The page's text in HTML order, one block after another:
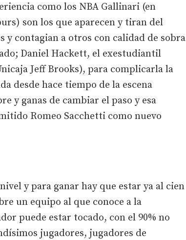
como los NBA Gallinari (en
son los que aparecen y tiran del
contagian a otros con calidad de sobra
Daniel Hackett, el exestudiantil
Jeff Brooks), para complicarla la
desde hace tiempo de la escena
y ganas de cambiar el paso y esa
Romeo Sacchetti como nuevo
y para ganar hay que estar ya al cien
un equipo al que conoce a la
puede estar tocado, con el 90% no
jugadores, jugadores de